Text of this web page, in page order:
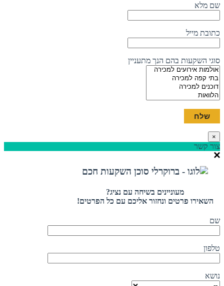
שם מלא
כתובת מייל
סוגי השקעות בהם הנך מתעניין
×
צור קשר
מעוניינים בשיחה עם נציג?
השאירו פרטים ונחזור אליכם עם כל הפרטים!
שם
טלפון
נושא